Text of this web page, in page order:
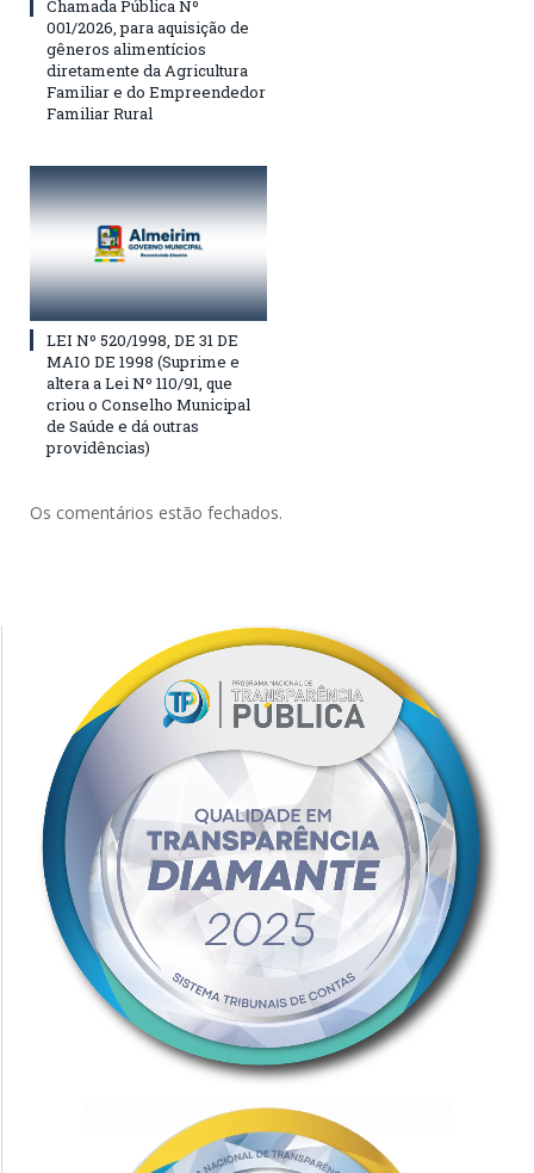
Chamada Pública Nº
001/2026, para aquisição de
gêneros alimentícios
diretamente da Agricultura
Familiar e do Empreendedor
Familiar Rural
LEI Nº 520/1998, DE 31 DE
MAIO DE 1998 (Suprime e
altera a Lei Nº 110/91, que
criou o Conselho Municipal
de Saúde e dá outras
providências)
Os comentários estão fechados.